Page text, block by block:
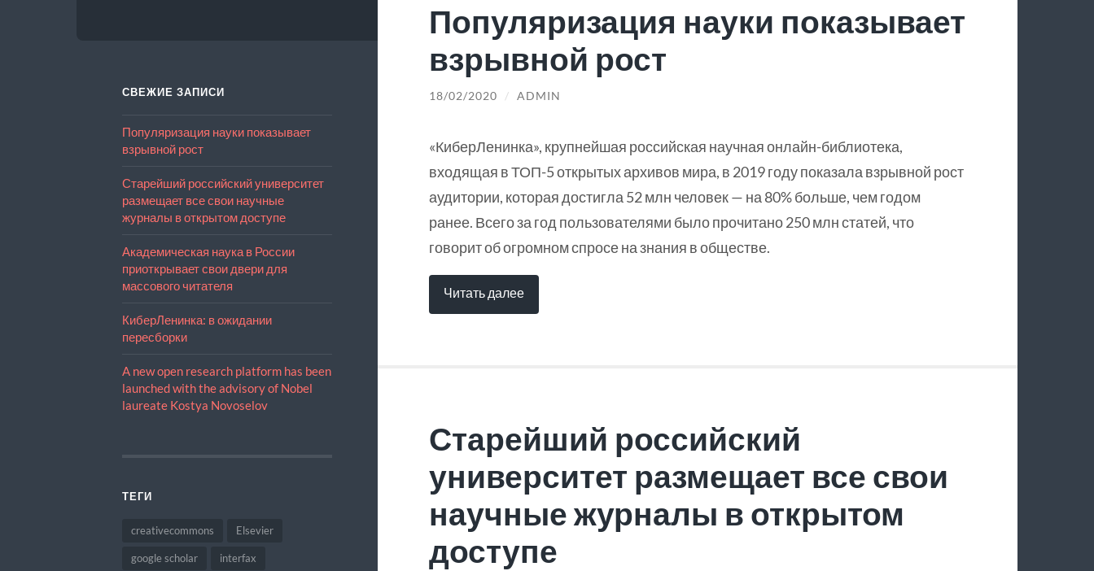
СВЕЖИЕ ЗАПИСИ
Популяризация науки показывает
взрывной рост
Старейший российский университет
размещает все свои научные
журналы в открытом доступе
Академическая наука в России
приоткрывает свои двери для
массового читателя
КиберЛенинка: в ожидании
пересборки
A new open research platform has been
launched with the advisory of Nobel
laureate Kostya Novoselov
ТЕГИ
creativecommons Elsevier
google scholar interfax
Популяризация науки показывает
взрывной рост
18/02/2020 / ADMIN
«КиберЛенинка», крупнейшая российская научная онлайн-библиотека,
входящая в ТОП-5 открытых архивов мира, в 2019 году показала взрывной рост
аудитории, которая достигла 52 млн человек — на 80% больше, чем годом
ранее. Всего за год пользователями было прочитано 250 млн статей, что
говорит об огромном спросе на знания в обществе.
Читать далее
Старейший российский
университет размещает все свои
научные журналы в открытом
доступе